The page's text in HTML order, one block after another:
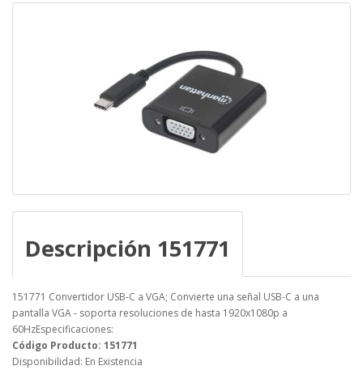
Descripción 151771
151771 Convertidor USB-C a VGA; Convierte una señal USB-C a una
pantalla VGA - soporta resoluciones de hasta 1920x1080p a
60HzEspecificaciones:
Código Producto: 151771
Disponibilidad: En Existencia